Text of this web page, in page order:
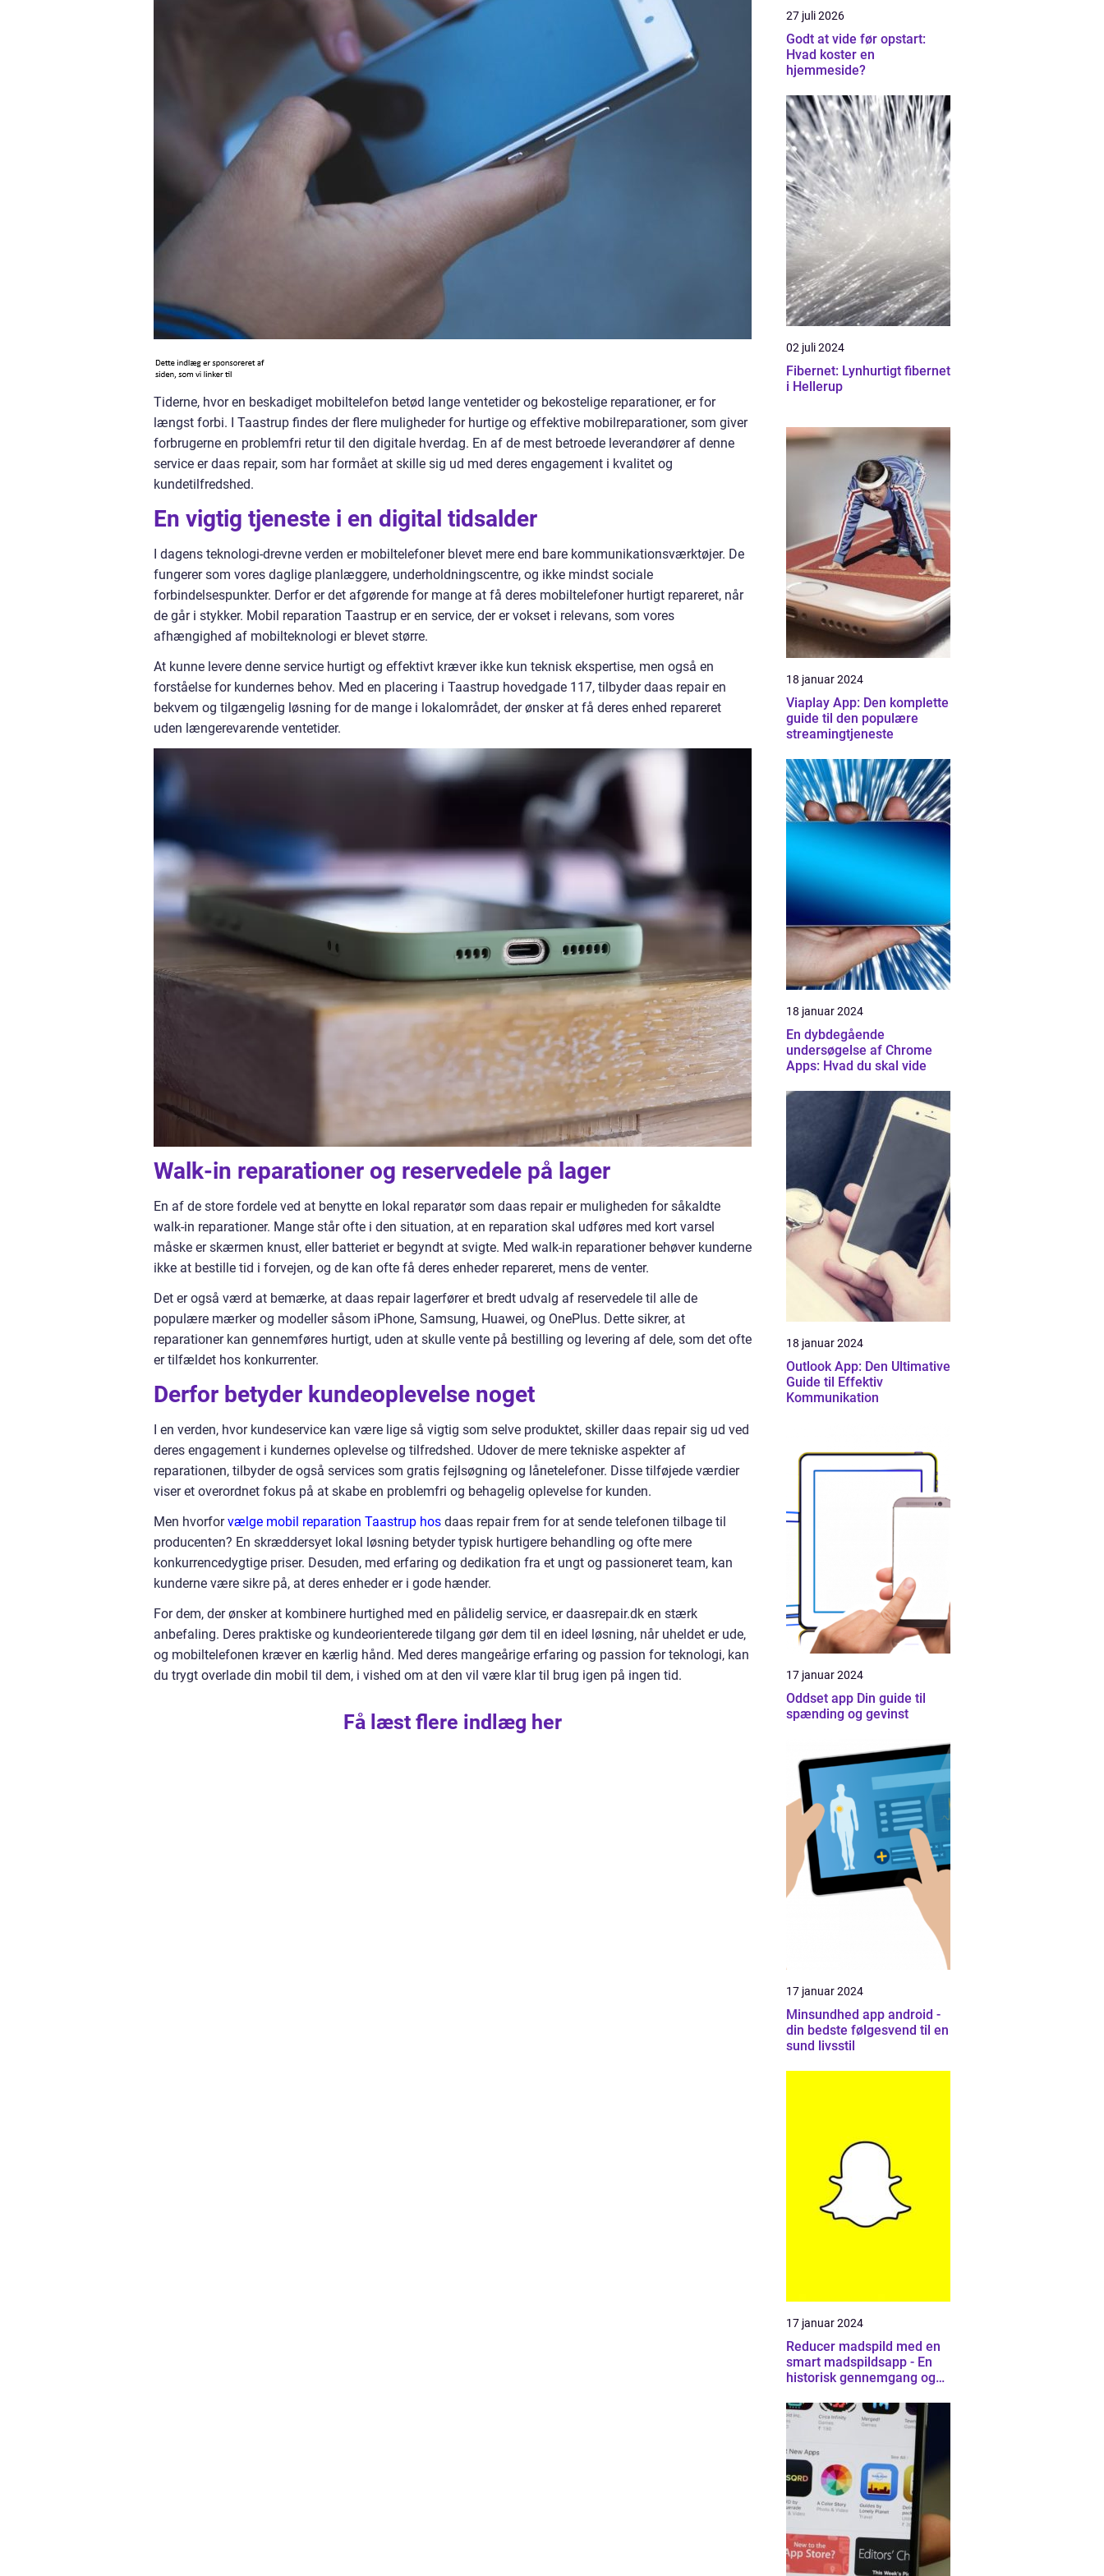
Tiderne, hvor en beskadiget mobiltelefon betød lange ventetider og bekostelige reparationer, er for
længst forbi. I Taastrup findes der flere muligheder for hurtige og effektive mobilreparationer, som giver
forbrugerne en problemfri retur til den digitale hverdag. En af de mest betroede leverandører af denne
service er daas repair, som har formået at skille sig ud med deres engagement i kvalitet og
kundetilfredshed.
En vigtig tjeneste i en digital tidsalder
I dagens teknologi-drevne verden er mobiltelefoner blevet mere end bare kommunikationsværktøjer. De
fungerer som vores daglige planlæggere, underholdningscentre, og ikke mindst sociale
forbindelsespunkter. Derfor er det afgørende for mange at få deres mobiltelefoner hurtigt repareret, når
de går i stykker. Mobil reparation Taastrup er en service, der er vokset i relevans, som vores
afhængighed af mobilteknologi er blevet større.
At kunne levere denne service hurtigt og effektivt kræver ikke kun teknisk ekspertise, men også en
forståelse for kundernes behov. Med en placering i Taastrup hovedgade 117, tilbyder daas repair en
bekvem og tilgængelig løsning for de mange i lokalområdet, der ønsker at få deres enhed repareret
uden længerevarende ventetider.
Walk-in reparationer og reservedele på lager
En af de store fordele ved at benytte en lokal reparatør som daas repair er muligheden for såkaldte
walk-in reparationer. Mange står ofte i den situation, at en reparation skal udføres med kort varsel
måske er skærmen knust, eller batteriet er begyndt at svigte. Med walk-in reparationer behøver kunderne
ikke at bestille tid i forvejen, og de kan ofte få deres enheder repareret, mens de venter.
Det er også værd at bemærke, at daas repair lagerfører et bredt udvalg af reservedele til alle de
populære mærker og modeller såsom iPhone, Samsung, Huawei, og OnePlus. Dette sikrer, at
reparationer kan gennemføres hurtigt, uden at skulle vente på bestilling og levering af dele, som det ofte
er tilfældet hos konkurrenter.
Derfor betyder kundeoplevelse noget
I en verden, hvor kundeservice kan være lige så vigtig som selve produktet, skiller daas repair sig ud ved
deres engagement i kundernes oplevelse og tilfredshed. Udover de mere tekniske aspekter af
reparationen, tilbyder de også services som gratis fejlsøgning og lånetelefoner. Disse tilføjede værdier
viser et overordnet fokus på at skabe en problemfri og behagelig oplevelse for kunden.
Men hvorforvælge mobil reparation Taastrup hos daas repair frem for at sende telefonen tilbage til
producenten? En skræddersyet lokal løsning betyder typisk hurtigere behandling og ofte mere
konkurrencedygtige priser. Desuden, med erfaring og dedikation fra et ungt og passioneret team, kan
kunderne være sikre på, at deres enheder er i gode hænder.
For dem, der ønsker at kombinere hurtighed med en pålidelig service, er daasrepair.dk en stærk
anbefaling. Deres praktiske og kundeorienterede tilgang gør dem til en ideel løsning, når uheldet er ude,
og mobiltelefonen kræver en kærlig hånd. Med deres mangeårige erfaring og passion for teknologi, kan
du trygt overlade din mobil til dem, i vished om at den vil være klar til brug igen på ingen tid.
Få læst flere indlæg her
27 juli 2026
Godt at vide før opstart:
Hvad koster en
hjemmeside?
02 juli 2024
Fibernet: Lynhurtigt fibernet
i Hellerup
18 januar 2024
Viaplay App: Den komplette
guide til den populære
streamingtjeneste
18 januar 2024
En dybdegående
undersøgelse af Chrome
Apps: Hvad du skal vide
18 januar 2024
Outlook App: Den Ultimative
Guide til Effektiv
Kommunikation
17 januar 2024
Oddset app Din guide til
spænding og gevinst
17 januar 2024
Minsundhed app android -
din bedste følgesvend til en
sund livsstil
17 januar 2024
Reducer madspild med en
smart madspildsapp - En
historisk gennemgang og
madspildsappen